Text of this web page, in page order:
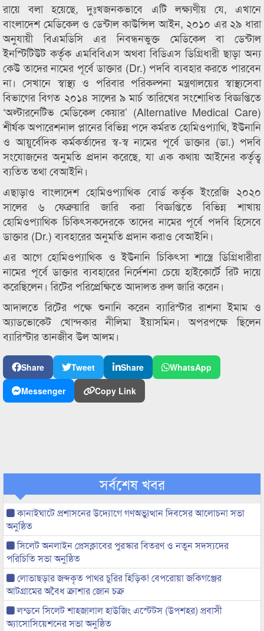
রায়ে বলা হয়েছে, দুঃখজনকভাবে এটি লক্ষ্যণীয় যে, এখানে
বাংলাদেশ মেডিকেল ও ডেন্টাল কাউন্সিল আইন, ২০১০ এর ২৯ ধারা
অনুযায়ী বিএমডিসি এর নিবন্ধনভুক্ত মেডিকেল বা ডেন্টাল
ইনস্টিটিউট কর্তৃক এমবিবিএস অথবা বিডিএস ডিগ্রিধারী ছাড়া অন্য
কেউ তাদের নামের পূর্বে ডাক্তার (Dr.) পদবি ব্যবহার করতে পারবেন
না। সেখানে স্বাস্থ্য ও পরিবার পরিকল্পনা মন্ত্রণালয়ের স্বাস্থ্যসেবা
বিভাগের বিগত ২০১৪ সালের ৯ মার্চ তারিখের সংশোধিত বিজ্ঞপ্তিতে
‘অল্টারনেটিভ মেডিকেল কেয়ার’ (Alternative Medical Care)
শীর্ষক অপারেশনাল প্লানের বিভিন্ন পদে কর্মরত হোমিওপ্যাথি, ইউনানি
ও আয়ুর্বেদিক কর্মকর্তাদের স্ব-স্ব নামের পূর্বে ডাক্তার (ডা.) পদবি
সংযোজনের অনুমতি প্রদান করেছে, যা এক কথায় আইনের কর্তৃত্ব
ব্যতিত তথা বেআইনি।
এছাড়াও বাংলাদেশ হোমিওপ্যাথিক বোর্ড কর্তৃক ইংরেজি ২০২০
সালের ৬ ফেব্রুয়ারি জারি করা বিজ্ঞপ্তিতে বিভিন্ন শাখায়
হোমিওপ্যাথিক চিকিৎসকদেরকে তাদের নামের পূর্বে পদবি হিসেবে
ডাক্তার (Dr.) ব্যবহারের অনুমতি প্রদান করাও বেআইনি।
এর আগে হোমিওপ্যাথিক ও ইউনানি চিকিৎসা শাস্ত্রে ডিগ্রিধারীরা
নামের পূর্বে ডাক্তার ব্যবহারের নির্দেশনা চেয়ে হাইকোর্টে রিট দায়ে
করেছিলেন। রিটের পরিপ্রেক্ষিতে আদালত রুল জারি করেন।
আদালতে রিটের পক্ষে শুনানি করেন ব্যারিস্টার রাশনা ইমাম ও
অ্যাডভোকেট খোন্দকার নীলিমা ইয়াসমিন। অপরপক্ষে ছিলেন
ব্যারিস্টার তানজীব উল আলম।
Share Tweet Share
WhatsApp
Messenger
Copy Link
সর্বশেষ খবর
কানাইঘাটে প্রশাসনের উদ্যোগে গণঅভ্যুত্থান দিবসের আলোচনা সভা
অনুষ্ঠিত
সিলেট অনলাইন প্রেসক্লাবের পুরস্কার বিতরণ ও নতুন সদস্যদের
পরিচিতি সভা অনুষ্ঠিত
লোভাছড়ার জব্দকৃত পাথর চুরির হিড়িক! বেপরোয়া জকিগঞ্জের
আটগ্রামের অবৈধ ক্রাশার জোন চক্র
লন্ডনে সিলেট শাহজালাল হাউজিং এস্টেটস (উপশহর) প্রবাসী
অ্যাসোসিয়েশনের সভা অনুষ্ঠিত